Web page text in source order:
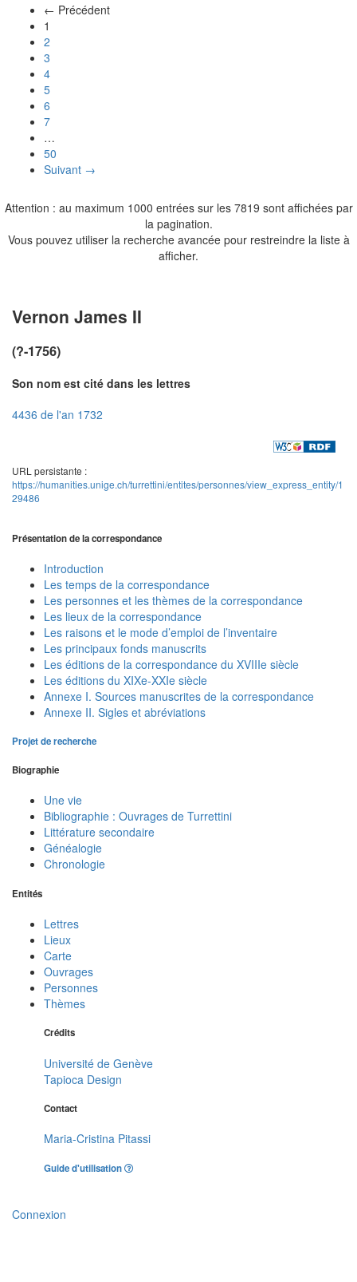
← Précédent
1
2
3
4
5
6
7
…
50
Suivant →
Attention : au maximum 1000 entrées sur les 7819 sont affichées par
la pagination.
Vous pouvez utiliser la recherche avancée pour restreindre la liste à
afficher.
Vernon James II
(?-1756)
Son nom est cité dans les lettres
4436 de l'an 1732
URL persistante :
https://humanities.unige.ch/turrettini/entites/personnes/view_express_entity/1
29486
Présentation de la correspondance
Introduction
Les temps de la correspondance
Les personnes et les thèmes de la correspondance
Les lieux de la correspondance
Les raisons et le mode d’emploi de l’inventaire
Les principaux fonds manuscrits
Les éditions de la correspondance du XVIIIe siècle
Les éditions du XIXe-XXIe siècle
Annexe I. Sources manuscrites de la correspondance
Annexe II. Sigles et abréviations
Projet de recherche
Biographie
Une vie
Bibliographie : Ouvrages de Turrettini
Littérature secondaire
Généalogie
Chronologie
Entités
Lettres
Lieux
Carte
Ouvrages
Personnes
Thèmes
Crédits
Université de Genève
Tapioca Design
Contact
Maria-Cristina Pitassi
Guide d'utilisation
Connexion